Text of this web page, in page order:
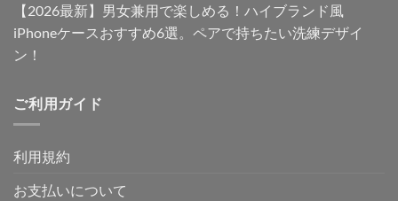
【2026最新】男女兼用で楽しめる！ハイブランド風
iPhoneケースおすすめ6選。ペアで持ちたい洗練デザイ
ン！
ご利用ガイド
利用規約
お支払いについて